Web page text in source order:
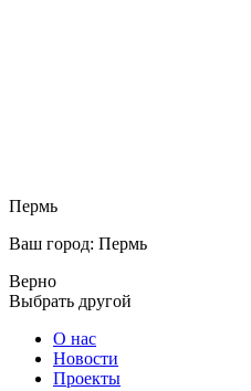
Пермь
Ваш город: Пермь
Верно
Выбрать другой
О нас
Новости
Проекты